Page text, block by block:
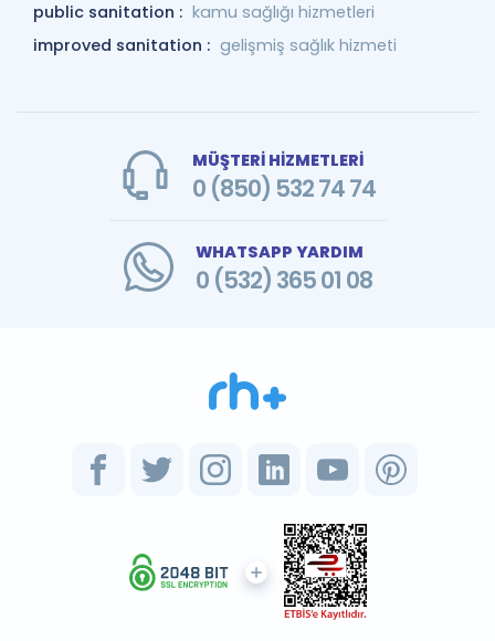
public sanitation : kamu sağlığı hizmetleri
improved sanitation : gelişmiş sağlık hizmeti
MÜŞTERİ HİZMETLERİ
0 (850) 532 74 74
WHATSAPP YARDIM
0 (532) 365 01 08